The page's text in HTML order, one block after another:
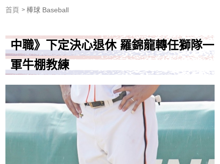
首頁 棒球 Baseball
中職》下定決心退休 羅錦龍轉任獅隊一
軍牛棚教練